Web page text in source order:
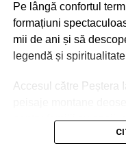
Pe lângă confortul
formațiuni
mii de ani și să
legendă și
Accesul către Peștera
pentru familii cu copii,
drumeție și patrimoniu.